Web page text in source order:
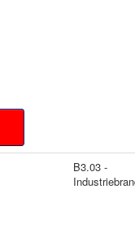
B3.03 -